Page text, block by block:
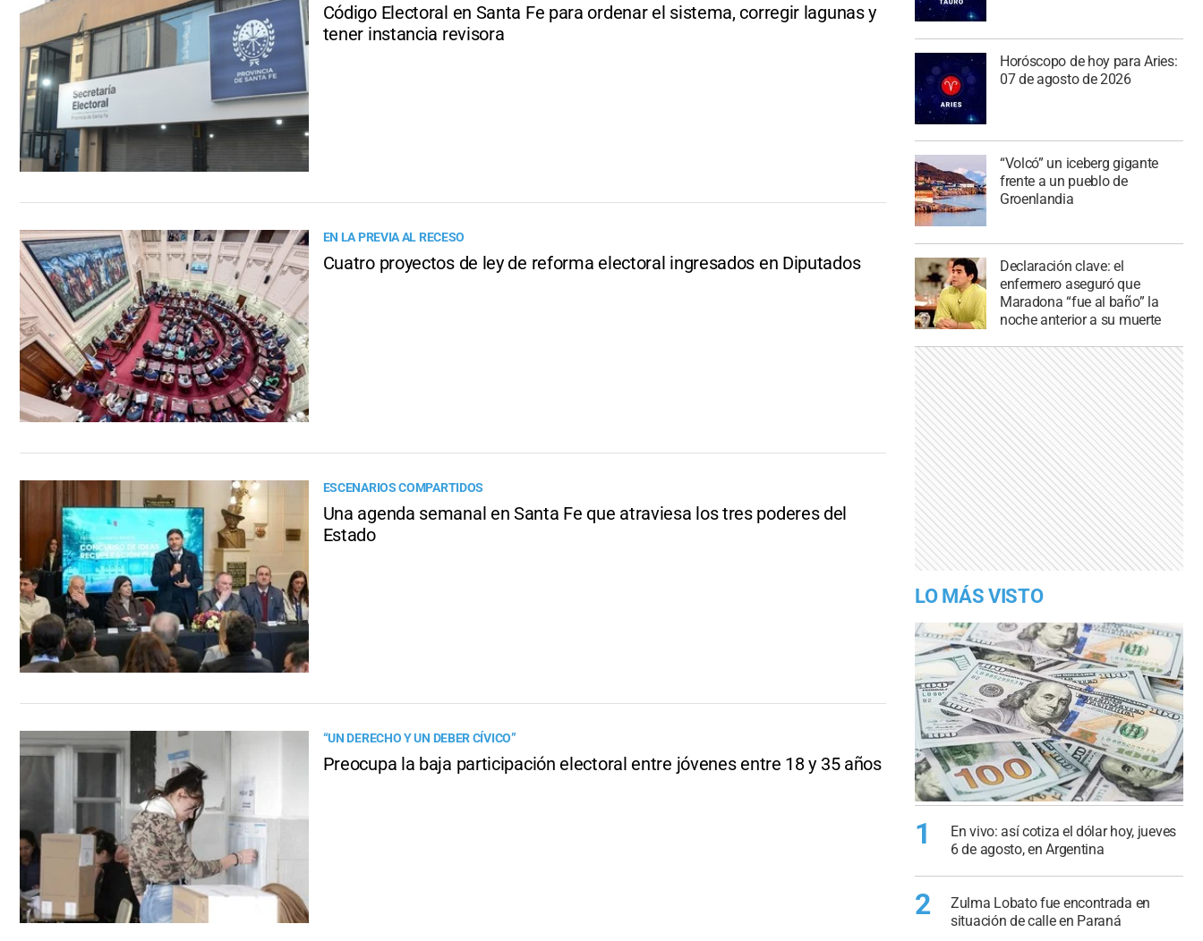
Código Electoral en Santa Fe para ordenar el sistema, corregir lagunas y
tener instancia revisora
EN LA PREVIA AL RECESO
Cuatro proyectos de ley de reforma electoral ingresados en Diputados
ESCENARIOS COMPARTIDOS
Una agenda semanal en Santa Fe que atraviesa los tres poderes del
Estado
“UN DERECHO Y UN DEBER CÍVICO”
Preocupa la baja participación electoral entre jóvenes entre 18 y 35 años
Horóscopo de hoy para Aries:
07 de agosto de 2026
“Volcó” un iceberg gigante
frente a un pueblo de
Groenlandia
Declaración clave: el
enfermero aseguró que
Maradona “fue al baño” la
noche anterior a su muerte
LO MÁS VISTO
1
En vivo: así cotiza el dólar hoy, jueves
6 de agosto, en Argentina
2
Zulma Lobato fue encontrada en
situación de calle en Paraná